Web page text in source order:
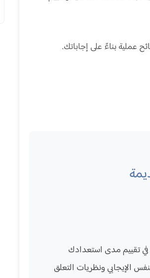
في تقييم مدى استعدادك
الإيجابي ونظريات التعلق